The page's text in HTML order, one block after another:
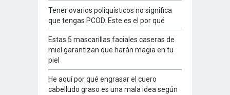
Tener ovarios poliquísticos no significa
que tengas PCOD. Este es el por qué
Estas 5 mascarillas faciales caseras de
miel garantizan que harán magia en tu
piel
He aquí por qué engrasar el cuero
cabelludo graso es una mala idea según